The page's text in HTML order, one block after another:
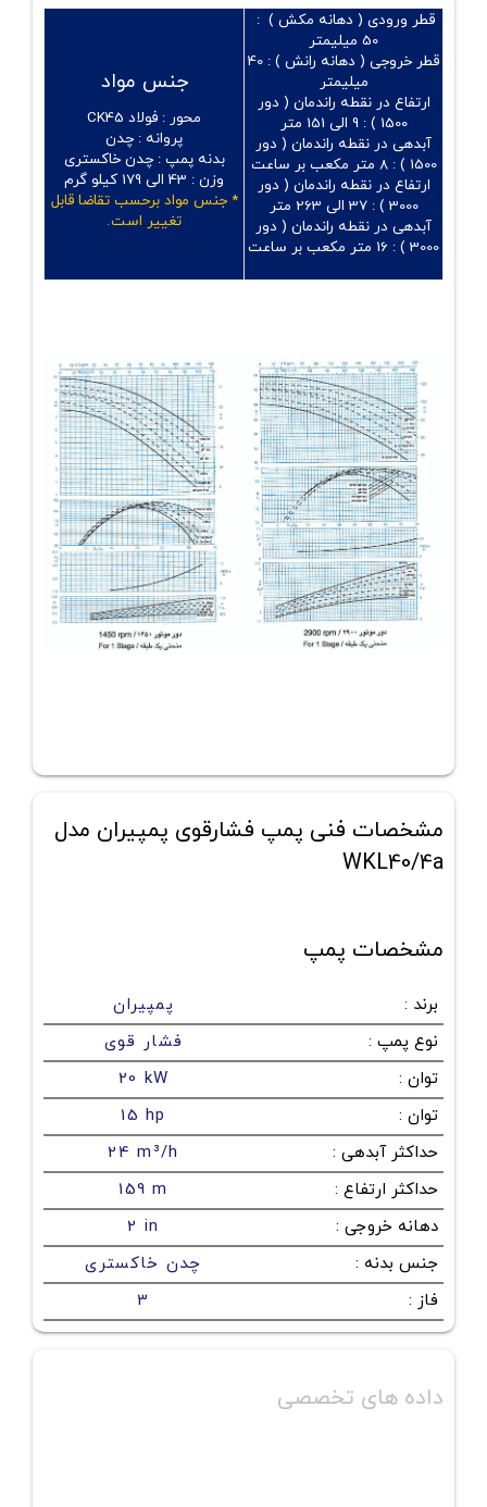
قطر ورودی ( دهانه مکش ) :
50 میلیمتر
قطر خروجی ( دهانه رانش ) : 40
میلیمتر
ارتفاع در نقطه راندمان ( دور
1500 ) :
9 الی 151 متر
آبدهی در نقطه راندمان ( دور
1500 ) :
8 متر مکعب بر ساعت
ارتفاع در نقطه راندمان ( دور
3000 ) :
37 الی 263 متر
آبدهی در نقطه راندمان ( دور
3000 ) :
16 متر مکعب بر ساعت
جنس مواد
محور : فولاد CK45
پروانه : چدن
بدنه پمپ :چدن خاکستری
وزن : 43 الی 179 کیلو گرم
* جنس مواد برحسب تقاضا قابل
تغییر است.
مشخصات فنی پمپ فشارقوی پمپیران مدل
WKL40/4a
مشخصات پمپ
برند :
پمپیران
نوع پمپ :
فشار قوی
توان :
20 kW
توان :
15 hp
حداکثر آبدهی :
24 m³/h
حداکثر ارتفاع :
159 m
دهانه خروجی :
2 in
جنس بدنه :
چدن خاکستری
فاز :
3
داده های تخصصی